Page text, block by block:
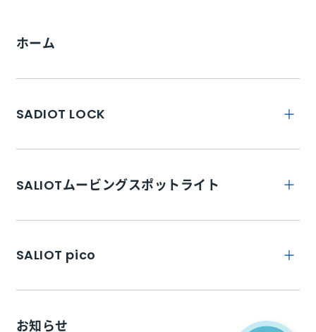
ホーム
SADIOT LOCK
SADIOT LOCKとは
SADIOT LOCK Hub
SADIOT LOCK Key
SADIOT LOCK Hub2M
SALIOTムービングスポットライト
商品詳細
SALIOT pico
お知らせ